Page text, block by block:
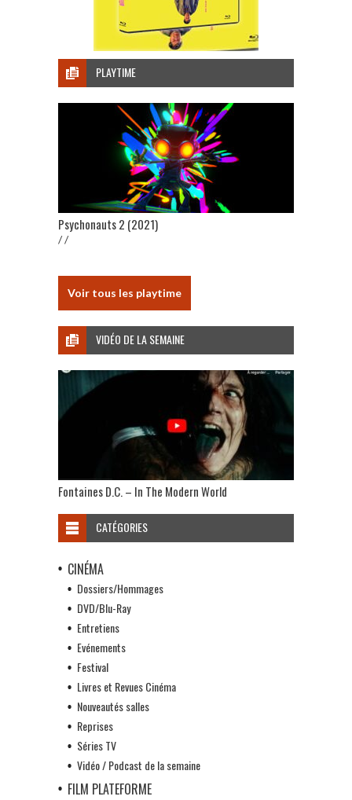
PLAYTIME
Psychonauts 2 (2021)
/ /
Voir tous les playtime
VIDÉO DE LA SEMAINE
Fontaines D.C. – In The Modern World
CATÉGORIES
CINÉMA
Dossiers/Hommages
DVD/Blu-Ray
Entretiens
Evénements
Festival
Livres et Revues Cinéma
Nouveautés salles
Reprises
Séries TV
Vidéo / Podcast de la semaine
FILM PLATEFORME